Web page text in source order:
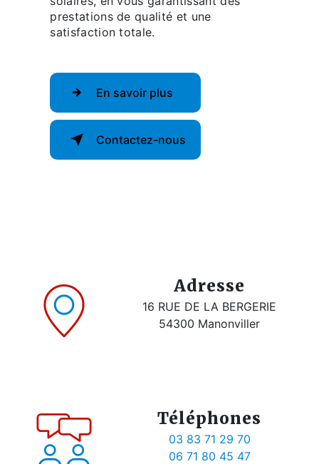
prestations de qualité et une
satisfaction totale.
En savoir plus
Contactez-nous
Adresse
16 RUE DE LA BERGERIE
54300 Manonviller
Téléphones
03 83 71 29 70
06 71 80 45 47